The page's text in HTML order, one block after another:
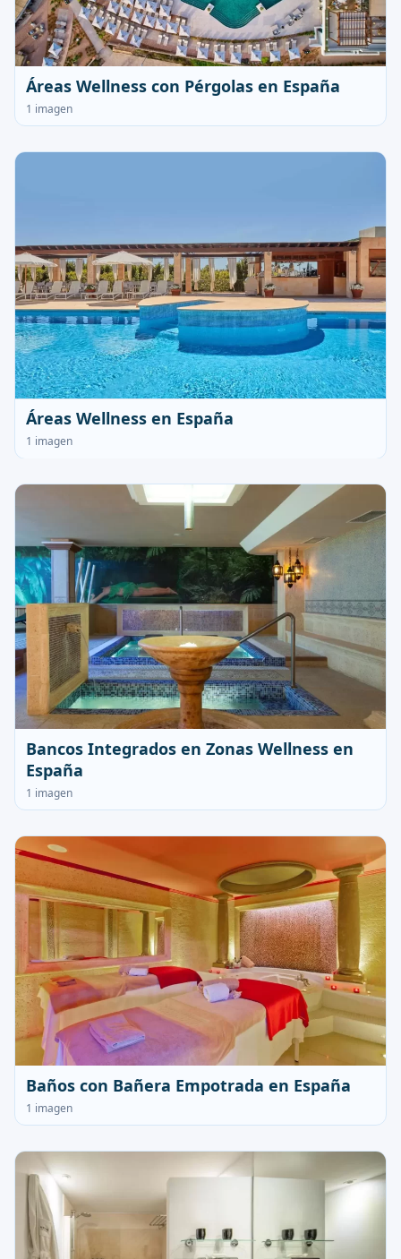
Áreas Wellness con Pérgolas en España
1 imagen
Áreas Wellness en España
1 imagen
Bancos Integrados en Zonas Wellness en
España
1 imagen
Baños con Bañera Empotrada en España
1 imagen